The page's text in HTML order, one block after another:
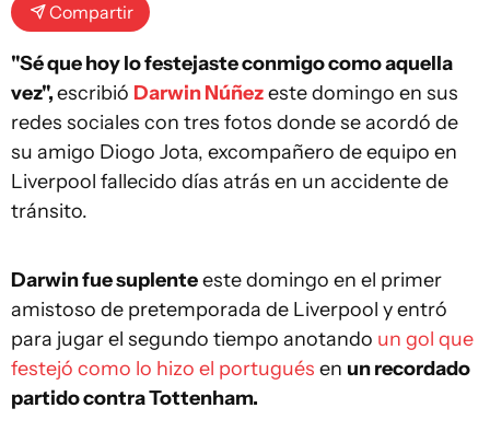
Compartir
"Sé que hoy lo festejaste conmigo como aquella
vez",escribió Darwin Núñezeste domingo en sus
redes sociales con tres fotos donde se acordó de
su amigo Diogo Jota, excompañero de equipo en
Liverpool fallecido días atrás en un accidente de
tránsito.
Darwin fue suplenteeste domingo en el primer
amistoso de pretemporada de Liverpool y entró
para jugar el segundo tiempo anotando un gol que
festejó como lo hizo el portugués en un recordado
partido contra Tottenham.